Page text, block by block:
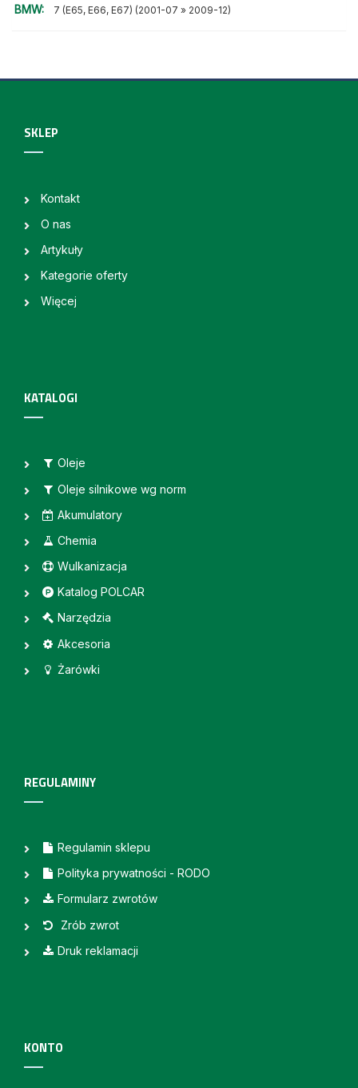
BMW: 7 (E65, E66, E67) (2001-07 » 2009-12)
SKLEP
Kontakt
O nas
Artykuły
Kategorie oferty
Więcej
KATALOGI
Oleje
Oleje silnikowe wg norm
Akumulatory
Chemia
Wulkanizacja
Katalog POLCAR
Narzędzia
Akcesoria
Żarówki
REGULAMINY
Regulamin sklepu
Polityka prywatności - RODO
Formularz zwrotów
Zrób zwrot
Druk reklamacji
KONTO